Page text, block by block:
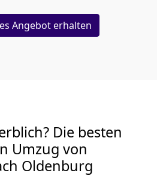
Angebot erhalten
Die besten
Umzug von
Oldenburg